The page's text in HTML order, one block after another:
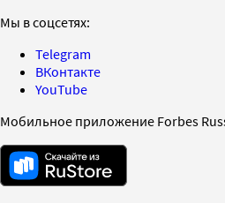
Мы в соцсетях:
Telegram
ВКонтакте
YouTube
Мобильное приложение Forbes